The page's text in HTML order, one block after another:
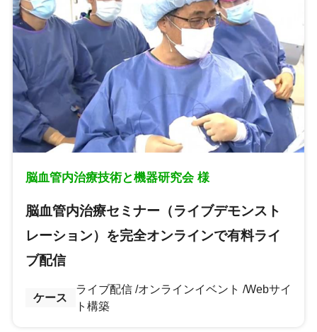
脳血管内治療技術と機器研究会 様
脳血管内治療セミナー（ライブデモンスト
レーション）を​完全オンラインで有料ライ
ブ配信
ケース
ライブ配信 オンラインイベント
Webサイ
ト構築